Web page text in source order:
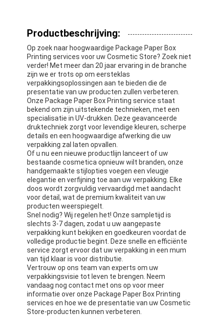
Productbeschrijving:
Op zoek naar hoogwaardige Package Paper Box
Printing services voor uw Cosmetic Store? Zoek niet
verder! Met meer dan 20 jaar ervaring in de branche
zijn we er trots op om eersteklas
verpakkingsoplossingen aan te bieden die de
presentatie van uw producten zullen verbeteren.
Onze Package Paper Box Printing service staat
bekend om zijn uitstekende technieken, met een
specialisatie in UV-drukken. Deze geavanceerde
druktechniek zorgt voor levendige kleuren, scherpe
details en een hoogwaardige afwerking die uw
verpakking zal laten opvallen.
Of u nu een nieuwe productlijn lanceert of uw
bestaande cosmetica opnieuw wilt branden, onze
handgemaakte stijlopties voegen een vleugje
elegantie en verfijning toe aan uw verpakking. Elke
doos wordt zorgvuldig vervaardigd met aandacht
voor detail, wat de premium kwaliteit van uw
producten weerspiegelt.
Snel nodig? Wij regelen het! Onze sampletijd is
slechts 3-7 dagen, zodat u uw aangepaste
verpakking kunt bekijken en goedkeuren voordat de
volledige productie begint. Deze snelle en efficiënte
service zorgt ervoor dat uw verpakking in een mum
van tijd klaar is voor distributie.
Vertrouw op ons team van experts om uw
verpakkingsvisie tot leven te brengen. Neem
vandaag nog contact met ons op voor meer
informatie over onze Package Paper Box Printing
services en hoe we de presentatie van uw Cosmetic
Store-producten kunnen verbeteren.